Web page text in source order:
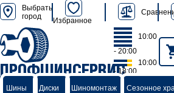
Выбрать
город
Избранное
ПРОФШИНСЕРВИС
группа компаний
10:00
- 20:00
10:00
- 18:00
Шины Диски Шиномонтаж Сезонное